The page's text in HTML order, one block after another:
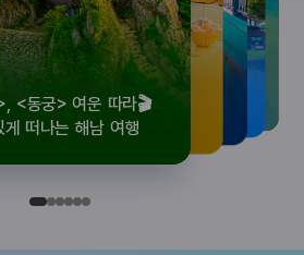
따라,
는 여름
<동궁> 여운 따라🎬
게 떠나는 해남 여행
로컬 감성 수집!
전국 로컬 기념품숍 3곳⭐
우리말이 더 재미있어지는
세종 한글 여행
숲길부터 천년 고찰까지!
마음에 쉼을 더하는 부안
뚜벅이 여행자 주목🚶
양양 1박 2일 코스
백제의 숨결을 따라,
부여에서 만나는 여름
<호프>, <동궁> 여운 따라🎬
실속 있게 떠나는 해남 여행
로컬 감성 수집!
전국 로컬 기념품숍 3곳⭐
우리말이 더 재미있어지는
세종 한글 여행
숲길부터 천년 고찰까지!
마음에 쉼을 더하는 부안
뚜벅이 여행자 주목🚶
양양 1박 2일 코스
백제의 숨결을 따라,
부여에서 만나는 여름